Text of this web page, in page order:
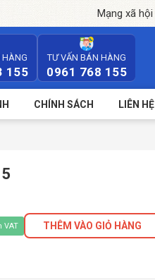
Mạng xã hội
HÀNG
155
TƯ VẤN BÁN HÀNG
0961 768 155
CHÍNH SÁCH LIÊN HỆ
VAT THÊM VÀO GIỎ HÀNG